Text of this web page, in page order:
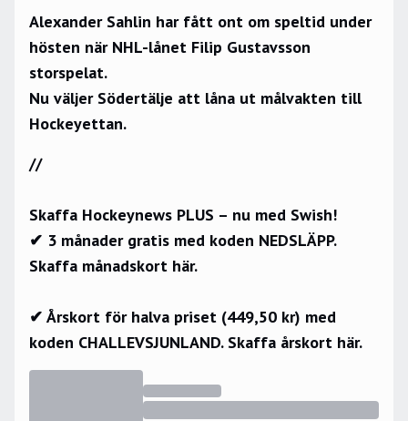
Alexander Sahlin har fått ont om speltid under
hösten när NHL-lånet Filip Gustavsson
storspelat.
Nu väljer Södertälje att låna ut målvakten till
Hockeyettan.
//
Skaffa Hockeynews PLUS – nu med Swish!
✔ 3 månader gratis med koden NEDSLÄPP.
Skaffa månadskort här.
✔ Årskort för halva priset (449,50 kr) med
koden CHALLEVSJUNLAND. Skaffa årskort här.